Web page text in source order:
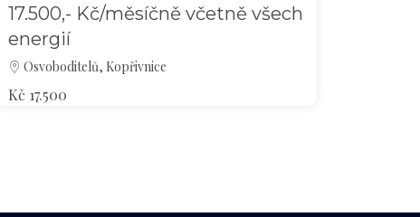
17.500,- Kč/měsíčně včetně všech
energií
Osvoboditelů, Kopřivnice
Kč 17.500